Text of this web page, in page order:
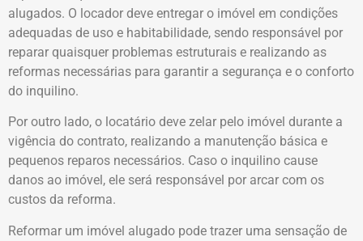
alugados. O locador deve entregar o imóvel em condições
adequadas de uso e habitabilidade, sendo responsável por
reparar quaisquer problemas estruturais e realizando as
reformas necessárias para garantir a segurança e o conforto
do inquilino.
Por outro lado, o locatário deve zelar pelo imóvel durante a
vigência do contrato, realizando a manutenção básica e
pequenos reparos necessários. Caso o inquilino cause
danos ao imóvel, ele será responsável por arcar com os
custos da reforma.
Reformar um imóvel alugado pode trazer uma sensação de